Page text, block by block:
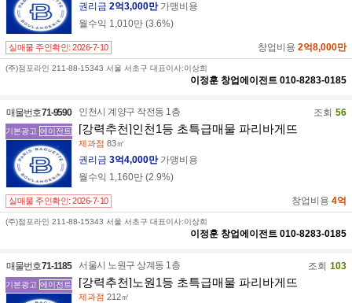
권리금 2억3,000만 가맹비용
월수익 1,010만 (3.6%)
실매물 주인확인: 2026-7-10 창업비용 2억8,000만
(주)점포라인 211-88-15343 서울 서초구 대표이사:이상희
이정훈 창업에이전트 010-8283-0185
매물번호71-9590
기본광고 에이전트
인천시 계양구 작전동 1층 조회 56
[강력추천]인천1등 초특급매물 파리바게뜨
제과점 83㎡
권리금 3억4,000만 가맹비용
월수익 1,160만 (2.9%)
실매물 주인확인: 2026-7-10 창업비용 4억
(주)점포라인 211-88-15343 서울 서초구 대표이사:이상희
이정훈 창업에이전트 010-8283-0185
매물번호71-1185
기본광고 에이전트
서울시 노원구 상계동 1층 조회 103
[강력추천]노원1등 초특급매물 파리바게뜨
제과점 212㎡